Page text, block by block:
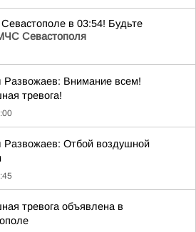
в 03:54! Будьте
Севастополя
Развожаев: Внимание всем!
тревога!
Развожаев: Отбой воздушной
тревога объявлена в